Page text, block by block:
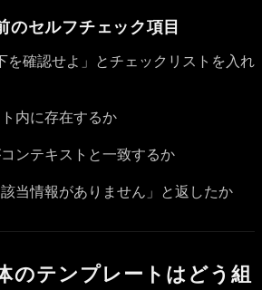
のセルフチェック項目
を確認せよ」とチェックリストを入れ
内に存在するか
ンテキストと一致するか
当情報がありません」と返したか
のテンプレートはどう組